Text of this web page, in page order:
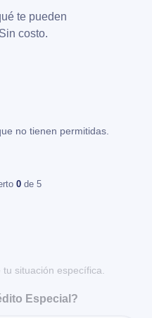
te pueden
costo.
no tienen permitidas.
0 de 5
situación específica.
Especial?